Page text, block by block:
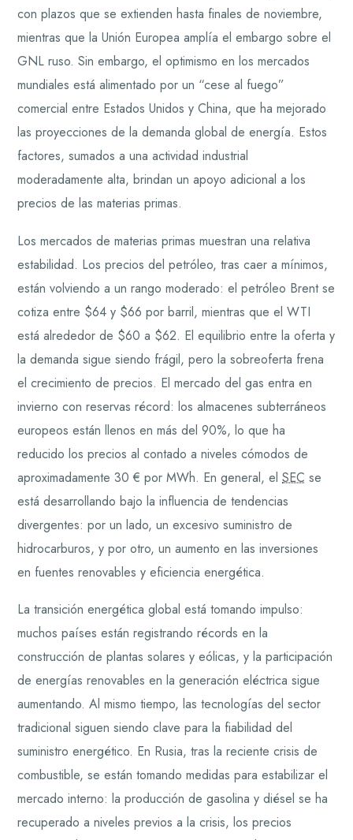
con plazos que se extienden hasta finales de noviembre,
mientras que la Unión Europea amplía el embargo sobre el
GNL ruso. Sin embargo, el optimismo en los mercados
mundiales está alimentado por un “cese al fuego”
comercial entre Estados Unidos y China, que ha mejorado
las proyecciones de la demanda global de energía. Estos
factores, sumados a una actividad industrial
moderadamente alta, brindan un apoyo adicional a los
precios de las materias primas.
Los mercados de materias primas muestran una relativa
estabilidad. Los precios del petróleo, tras caer a mínimos,
están volviendo a un rango moderado: el petróleo Brent se
cotiza entre $64 y $66 por barril, mientras que el WTI
está alrededor de $60 a $62. El equilibrio entre la oferta y
la demanda sigue siendo frágil, pero la sobreoferta frena
el crecimiento de precios. El mercado del gas entra en
invierno con reservas récord: los almacenes subterráneos
europeos están llenos en más del 90%, lo que ha
reducido los precios al contado a niveles cómodos de
aproximadamente 30 € por MWh. En general, elSEC se
está desarrollando bajo la influencia de tendencias
divergentes: por un lado, un excesivo suministro de
hidrocarburos, y por otro, un aumento en las inversiones
en fuentes renovables y eficiencia energética.
La transición energética global está tomando impulso:
muchos países están registrando récords en la
construcción de plantas solares y eólicas, y la participación
de energías renovables en la generación eléctrica sigue
aumentando. Al mismo tiempo, las tecnologías del sector
tradicional siguen siendo clave para la fiabilidad del
suministro energético. En Rusia, tras la reciente crisis de
combustible, se están tomando medidas para estabilizar el
mercado interno: la producción de gasolina y diésel se ha
recuperado a niveles previos a la crisis, los precios